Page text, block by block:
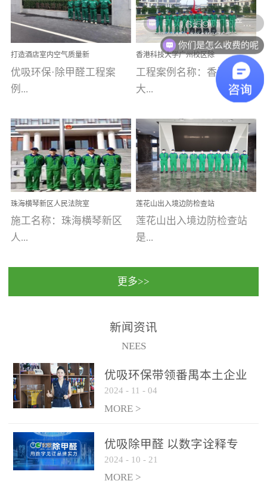
产产品都经过严格的质检
程序；生产车间为优吸总
部和全国分支机构生产光
触媒、净醛王、祛味剂等
优吸系列产品，保质保量
完成生产任务，确保全国
求。资质优势团队优势分
支优势优吸环保是一棵正
茁壮成长的树，只要我们
人人都爱护她、珍惜她、
她将越来越枝繁叶茂，终
将会成为一棵参天大树！
优吸环保截止2020年拥有
全国600家网点分支机构。
内空气治理项目深圳安居
乐寓 深圳市安居乐寓
为深圳安居集团旗下城...
小学(珠江湾校区)项目地
址：广州市南沙区海滨路
南沙珠江湾江门市蓬江区
禾...
打造酒店室内空气质量新
标杆——优吸环保·标杆之
作：东莞美豪雅致酒店室
内空气治理工程纪实
优吸环保·除甲醛工程案
例...
【东莞美豪雅致酒店】室
内空气治理项目东莞美豪
雅致酒店 东莞美豪雅
致酒店是为中高端人士...
香港科技大学广州校区除
甲醛项目圆满完成
工程案例名称：香港科技
大...
学广州校区室内空气治
理 工程案例地址：广
州南沙区·香港科技大学(广
州)校区 工程案...
珠海横琴新区人民法院室
内除甲醛空气治理项目
施工名称：珠海横琴新区
人...
民法院室内除甲醛空气治
保施工日期：2020年1月珠
莲花山出入境边防检查站
室内除甲醛空气治理项目
莲花山出入境边防检查站
是...
国家通过设在对外开放口
（及各出入境边防检查
更多>>
新闻资讯
NEES
优吸环保带领番禺本​土企业
勇敢破局向“新”
2024 - 11 - 04
MORE >
优吸除甲醛 以数字诠释专
业，尽显除醛品牌实力！
2024 - 10 - 21
MORE >
你们是怎么收费的呢